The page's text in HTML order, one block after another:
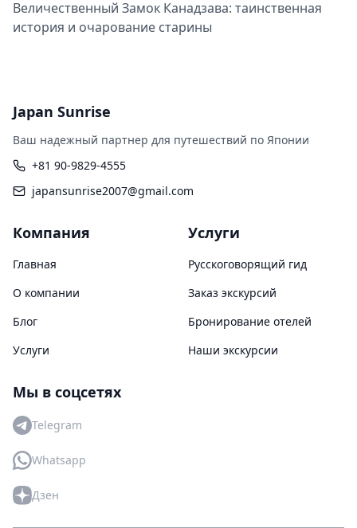
Величественный Замок Канадзава: таинственная
история и очарование старины
Japan Sunrise
Ваш надежный партнер для путешествий по Японии
+81 90-9829-4555
japansunrise2007@gmail.com
Компания
Главная
О компании
Блог
Услуги
Услуги
Русскоговорящий гид
Заказ экскурсий
Бронирование отелей
Наши экскурсии
Мы в соцсетях
Telegram
Whatsapp
Дзен